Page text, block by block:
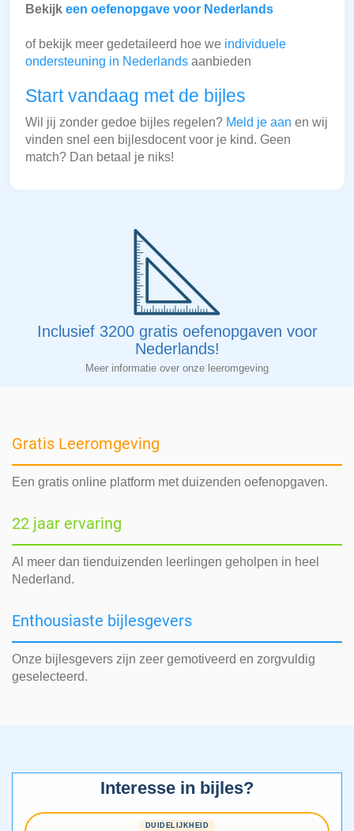
Bekijk een oefenopgave voor Nederlands
of bekijk meer gedetaileerd hoe we individuele
ondersteuning in Nederlands aanbieden
Start vandaag met de bijles
Wil jij zonder gedoe bijles regelen? Meld je aan en wij
vinden snel een bijlesdocent voor je kind. Geen
match? Dan betaal je niks!
Inclusief 3200 gratis oefenopgaven voor
Nederlands!
Meer informatie over onze leeromgeving
Gratis Leeromgeving
Een gratis online platform met duizenden oefenopgaven.
22 jaar ervaring
Al meer dan tienduizenden leerlingen geholpen in heel
Nederland.
Enthousiaste bijlesgevers
Onze bijlesgevers zijn zeer gemotiveerd en zorgvuldig
geselecteerd.
Interesse in bijles?
DUIDELIJKHEID